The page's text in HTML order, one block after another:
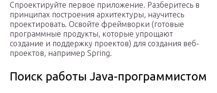
Спроектируйте первое приложение. Разберитесь в
принципах построения архитектуры, научитесь
проектировать. Освойте фреймворки (готовые
программные продукты, которые упрощают
создание и поддержку проектов) для создания веб-
проектов, например Spring.
Поиск работы Java-программистом